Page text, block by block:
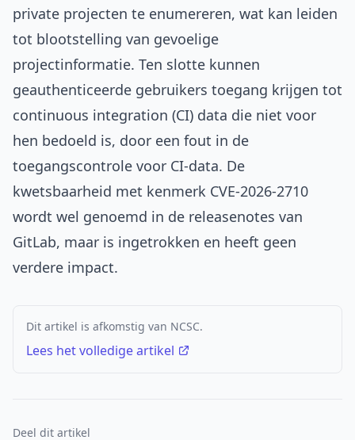
private projecten te enumereren, wat kan leiden
tot blootstelling van gevoelige
projectinformatie. Ten slotte kunnen
geauthenticeerde gebruikers toegang krijgen tot
continuous integration (CI) data die niet voor
hen bedoeld is, door een fout in de
toegangscontrole voor CI-data. De
kwetsbaarheid met kenmerk CVE-2026-2710
wordt wel genoemd in de releasenotes van
GitLab, maar is ingetrokken en heeft geen
verdere impact.
Dit artikel is afkomstig van NCSC.
Lees het volledige artikel
Deel dit artikel